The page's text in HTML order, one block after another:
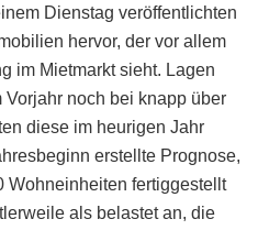
Dienstag veröffentlichten
hervor, der vor allem
im Mietmarkt sieht. Lagen
noch bei knapp über
diese im heurigen Jahr
erstellte Prognose,
Wohneinheiten fertiggestellt
als belastet an, die